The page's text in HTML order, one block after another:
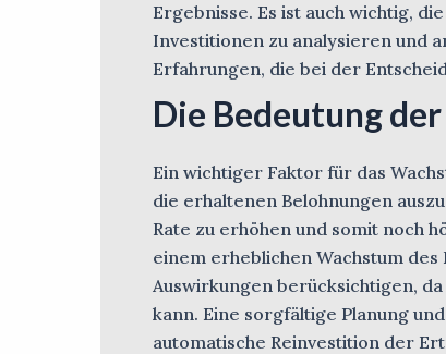
Ergebnisse. Es ist auch wichtig,
Investitionen zu analysieren und
Erfahrungen, die bei der
Die Bedeutung
Ein wichtiger Faktor für das
die erhaltenen Belohnungen
Rate zu erhöhen und somit noch
einem erheblichen Wachstum
Auswirkungen berücksichtigen,
kann. Eine sorgfältige Planung
automatische Reinvestition der